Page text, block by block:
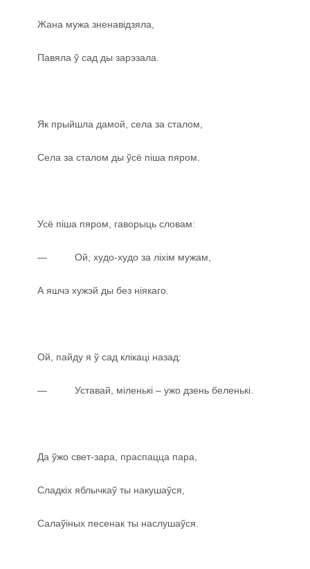
Жана мужа зненавідзяла,
Павяла ў сад ды зарэзала.
Як прыйшла дамой, села за сталом,
Села за сталом ды ўсё піша пяром.
Усё піша пяром, гаворыць словам:
— Ой, худо-худо за ліхім мужам,
А яшчэ хужэй ды без ніякаго.
Ой, пайду я ў сад клікаці назад:
— Уставай, міленькі – ужо дзень беленькі.
Да ўжо свет-зара, праспацца пара,
Сладкіх яблычкаў ты накушаўся,
Салаўіных песенак ты наслушаўся.